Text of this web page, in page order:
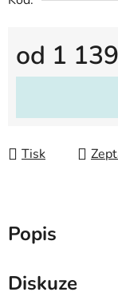
od 1
Měrná cena:
Tisk
Popis
Diskuze